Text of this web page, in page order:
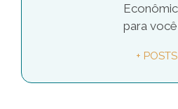
para
+ POSTS